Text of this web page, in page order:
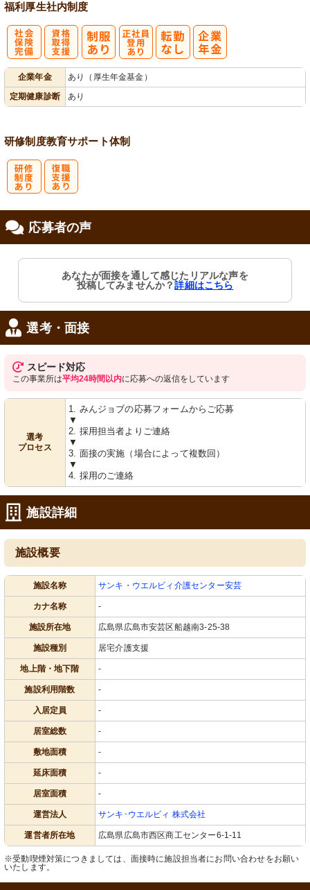
福利厚生社内制度
企業年金
あり（厚生年金基金）
定期健康診断
あり
研修制度教育サポート体制
応募者の声
あなたが面接を通して感じたリアルな声を
投稿してみませんか？詳細はこちら
選考・面接
スピード対応
この事業所は平均24時間以内に応募への返信をしています
選考
プロセス
1. みんジョブの応募フォームからご応募
▼
2. 採用担当者よりご連絡
▼
3. 面接の実施（場合によって複数回）
▼
4. 採用のご連絡
施設詳細
施設概要
施設名称 サンキ・ウエルビィ介護センター安芸
カナ名称 -
施設所在地 広島県広島市安芸区船越南3-25-38
施設種別 居宅介護支援
地上階・地下階 -
施設利用階数 -
入居定員 -
居室総数 -
敷地面積 -
延床面積 -
居室面積 -
運営法人 サンキ･ウエルビィ 株式会社
運営者所在地 広島県広島市西区商工センター6-1-11
※受動喫煙対策につきましては、面接時に施設担当者にお問い合わせをお願い
いたします。